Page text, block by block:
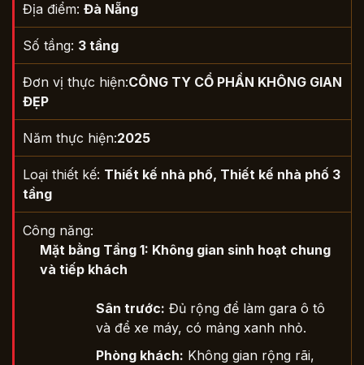
Địa điểm: Đà Nẵng
Số tầng: 3 tầng
Đơn vị thực hiện:CÔNG TY CỔ PHẦN KHÔNG GIAN
ĐẸP
Năm thực hiện:2025
Loại thiết kế: Thiết kế nhà phố, Thiết kế nhà phố 3
tầng
Công năng:
Mặt bằng Tầng 1: Không gian sinh hoạt chung
và tiếp khách
Sân trước: Đủ rộng để làm gara ô tô
và để xe máy, có mảng xanh nhỏ.
Phòng khách: Không gian rộng rãi,